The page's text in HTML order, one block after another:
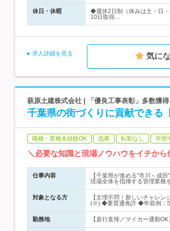
休日・休暇
◆週休2日制（休みは土・日
10日取得…
求人詳細を見る 気に
萩原土建株式会社 | 「優良工事表彰」多数獲
千葉県の街づくりに貢献できる
職種・業種未経験OK 急募 転勤なし 学歴
＼必要な知識と現場ノウハウをイチか
仕事内容
【千葉県が進める"市川～成
現場全体を指揮する管理業務
対象となる方
【文理不問！新しいチャレ
(※) ◆要普通免許 ◆年収例：
勤務地 【直行直帰／マイカー通勤